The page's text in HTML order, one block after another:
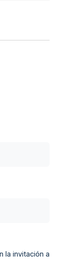
la invitación a